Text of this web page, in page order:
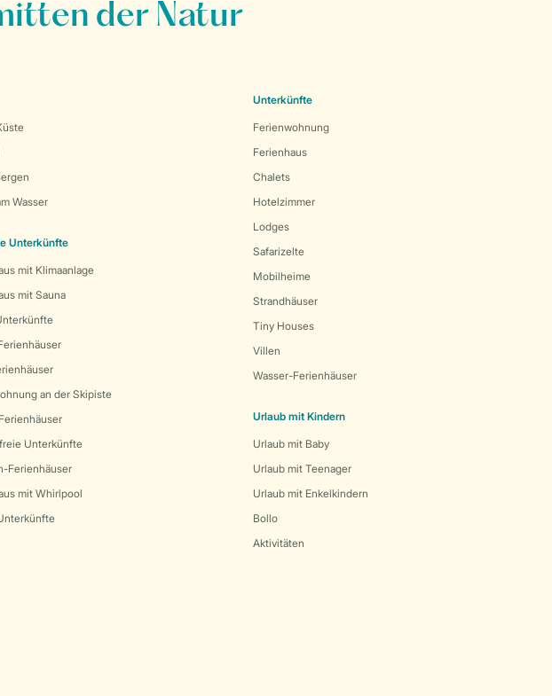
der Natur
Wasser
Unterkünfte
mit Klimaanlage
mit Sauna
an der Skipiste
Unterkünfte
Ferienhäuser
mit Whirlpool
Unterkünfte
Ferienwohnung
Ferienhaus
Chalets
Hotelzimmer
Lodges
Safarizelte
Mobilheime
Strandhäuser
Tiny Houses
Villen
Wasser-Ferienhäuser
Urlaub mit Kindern
Urlaub mit Baby
Urlaub mit Teenager
Urlaub mit Enkelkindern
Bollo
Aktivitäten